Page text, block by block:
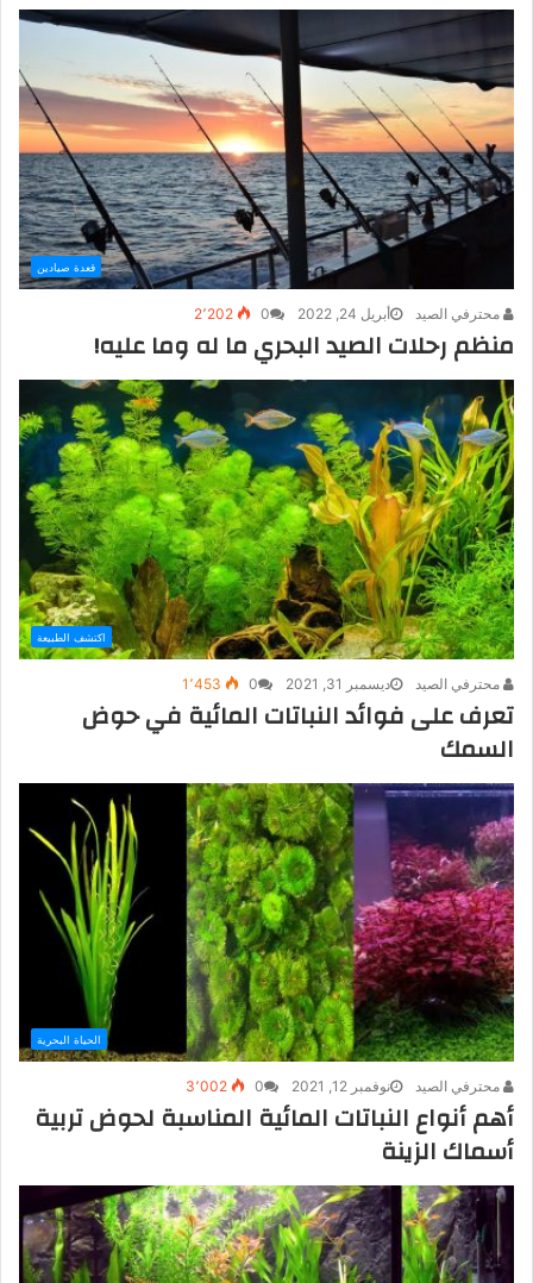
قعدة صيادين
محترفي الصيد أبريل 24, 2022 0 2٬202
منظم رحلات الصيد البحري ما له وما عليه!
اكتشف الطبيعة
محترفي الصيد ديسمبر 31, 2021 0 1٬453
تعرف على فوائد النباتات المائية في حوض
السمك
الحياة البحرية
محترفي الصيد نوفمبر 12, 2021 0 3٬002
أهم أنواع النباتات المائية المناسبة لحوض تربية
أسماك الزينة